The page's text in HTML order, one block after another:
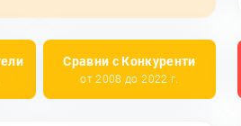
Сравни с Конкуренти
от 2008 до 2022 г.